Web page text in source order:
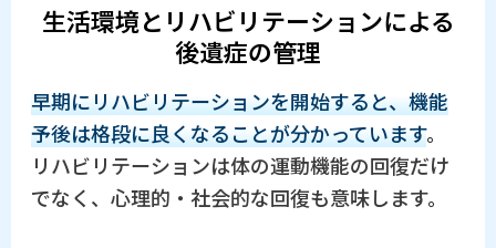
生活環境とリハビリテーションによる
後遺症の管理
早期にリハビリテーションを開始すると、機能
予後は格段に良くなることが分かっています。
リハビリテーションは体の運動機能の回復だけ
でなく、心理的・社会的な回復も意味します。